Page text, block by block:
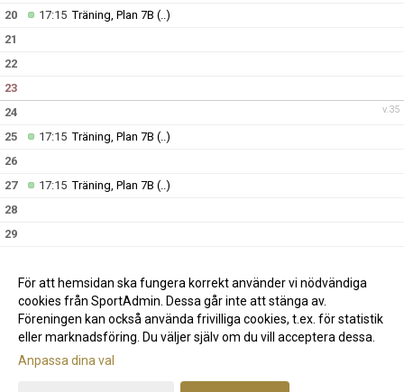
20
17:15Träning, Plan 7B (..)
21
22
23
v.35
24
25
17:15Träning, Plan 7B (..)
26
27
17:15Träning, Plan 7B (..)
28
29
Gå till Webbversion
För att hemsidan ska fungera korrekt använder vi nödvändiga
cookies från SportAdmin. Dessa går inte att stänga av.
Föreningen kan också använda frivilliga cookies, t.ex. för statistik
eller marknadsföring. Du väljer själv om du vill acceptera dessa.
Anpassa dina val